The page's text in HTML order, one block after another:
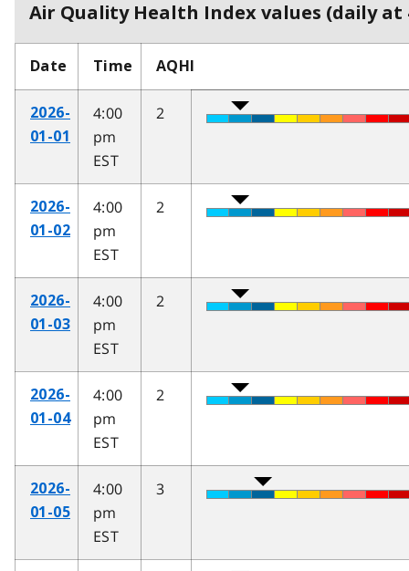
Air Quality Health Index values (daily at
Date Time AQHI
2026-
01-01
4:00
pm
EST
2
2026-
01-02
4:00
pm
EST
2
2026-
01-03
4:00
pm
EST
2
2026-
01-04
4:00
pm
EST
2
2026-
01-05
4:00
pm
EST
3